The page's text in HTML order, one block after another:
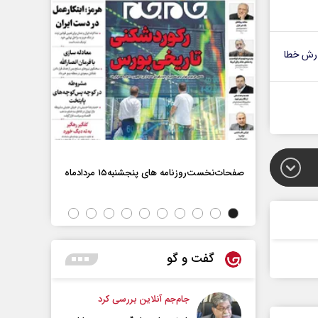
خطا
صفحات‌نخست‌روزنامه ها‌ی پنجشنبه‌۱۵ مردادماه
گفت و گو
جام‌جم آنلاین بررسی کرد